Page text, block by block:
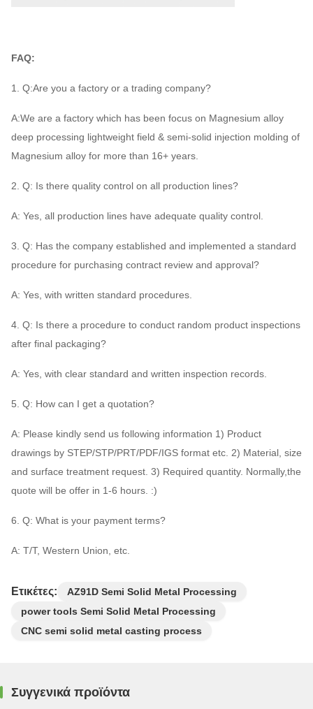
FAQ:
1. Q:Are you a factory or a trading company?
A:We are a factory which has been focus on Magnesium alloy
deep processing lightweight field & semi-solid injection molding of
Magnesium alloy for more than 16+ years.
2. Q: Is there quality control on all production lines?
A: Yes, all production lines have adequate quality control.
3. Q: Has the company established and implemented a standard
procedure for purchasing contract review and approval?
A: Yes, with written standard procedures.
4. Q: Is there a procedure to conduct random product inspections
after final packaging?
A: Yes, with clear standard and written inspection records.
5. Q: How can I get a quotation?
A: Please kindly send us following information 1) Product
drawings by STEP/STP/PRT/PDF/IGS format etc. 2) Material, size
and surface treatment request. 3) Required quantity. Normally,the
quote will be offer in 1-6 hours. :)
6. Q: What is your payment terms?
A: T/T, Western Union, etc.
Ετικέτες:
AZ91D Semi Solid Metal Processing
power tools Semi Solid Metal Processing
CNC semi solid metal casting process
Συγγενικά προϊόντα